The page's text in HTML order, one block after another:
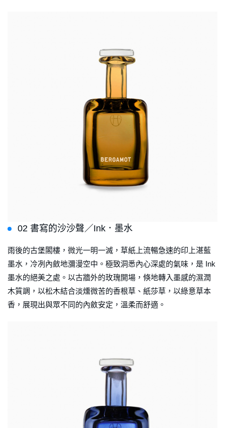
02 書寫的沙沙聲／Ink．墨水
雨後的古堡閣樓，微光一明一滅，草紙上流暢急速的印上湛藍
墨水，冷冽內斂地瀰漫空中。極致洞悉內心深處的氣味，是 Ink
墨水的絕美之處。以古牆外的玫瑰開場，倏地轉入墨感的濕潤
木質調，以松木結合淡燻微苦的香根草、紙莎草，以綠意草本
香，展現出與眾不同的內斂安定，溫柔而舒適。